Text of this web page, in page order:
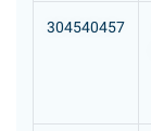
304540457